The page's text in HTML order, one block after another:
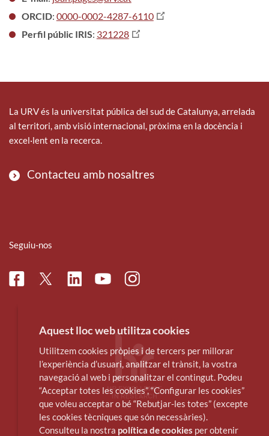
ORCID: 0000-0002-4287-6110
Perfil públic IRIS: 321228
La URV és la universitat pública del sud de Catalunya, arrelada
al territori, amb visió internacional, pròxima en la docència i
excel·lent en la recerca.
Contacteu amb nosaltres
Seguiu-nos
FacebookTwitterLinkedinYoutubeInstagram
Aquest lloc web utilitza cookies
Utilitzem cookies pròpies i de tercers per millorar
l’experiència d’usuari, analitzar el trànsit, la vostra
navegació al web i personalitzar el contingut. Podeu
“Acceptar totes les cookies”, “Configurar les cookies”
que voleu acceptar o bé “Rebutjar-les totes” (excepte
les cookies tècniques que són necessàries).
Consulteu la nostra política de cookies per obtenir